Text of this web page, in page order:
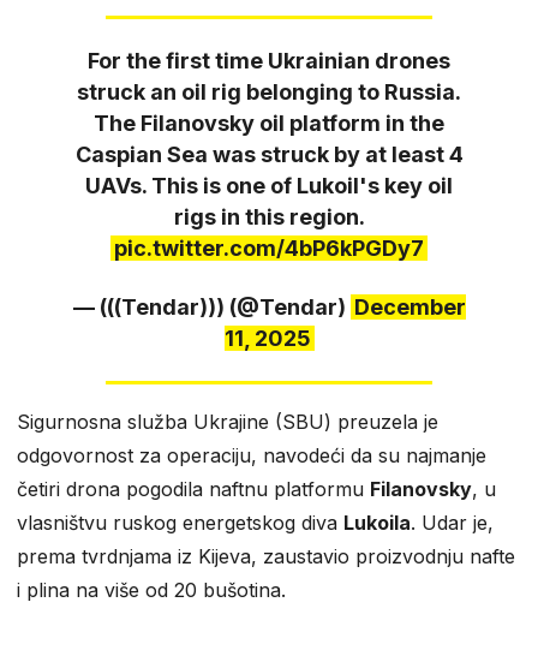
For the first time Ukrainian drones
struck an oil rig belonging to Russia.
The Filanovsky oil platform in the
Caspian Sea was struck by at least 4
UAVs. This is one of Lukoil's key oil
rigs in this region.
pic.twitter.com/4bP6kPGDy7
— (((Tendar))) (@Tendar) December
11, 2025
Sigurnosna služba Ukrajine (SBU) preuzela je
odgovornost za operaciju, navodeći da su najmanje
četiri drona pogodila naftnu platformu Filanovsky, u
vlasništvu ruskog energetskog diva Lukoila. Udar je,
prema tvrdnjama iz Kijeva, zaustavio proizvodnju nafte
i plina na više od 20 bušotina.